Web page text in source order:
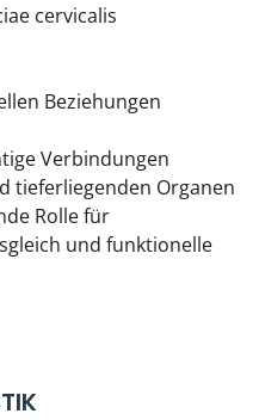
cervicalis
Beziehungen
Verbindungen
tieferliegenden Organen
Rolle für
und funktionelle